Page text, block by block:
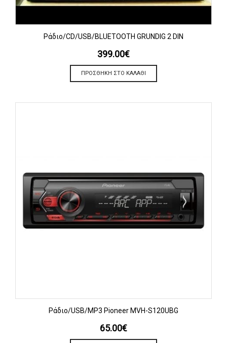
Ράδιο/CD/USB/BLUETOOTH GRUNDIG 2 DIN
399.00€
ΠΡΟΣΘΉΚΗ ΣΤΟ ΚΑΛΆΘΙ
Ράδιο/USB/MP3 Pioneer MVH-S120UBG
65.00€